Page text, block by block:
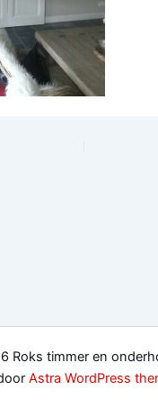
Roks timmer en
Astra WordPress